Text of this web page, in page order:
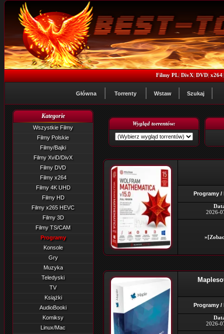
Filmy PL|DivX|DVD|x264
Główna Torrenty Wstaw Szukaj
Kategorie
Wszystkie Filmy
Filmy Polskie
Filmy/Bajki
Filmy XviD/DivX
Filmy DVD
Filmy x264
Filmy 4K UHD
Filmy HD
Filmy x265 HEVC
Filmy 3D
Filmy TS/CAM
Programy
Konsole
Gry
Muzyka
Teledyski
TV
Książki
AudioBooki
Komiksy
Linux/Mac
Wygląd torrentów:
Programy /
2026-
Programy /
2026-